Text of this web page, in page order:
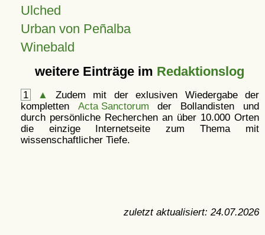
Ulched
Urban von Peñalba
Winebald
weitere Einträge im Redaktionslog
1 ▲
Zudem mit der exlusiven Wiedergabe der
kompletten Acta Sanctorum der Bollandisten und
durch persönliche Recherchen an über 10.000 Orten
die einzige Internetseite zum Thema mit
wissenschaftlicher Tiefe.
zuletzt aktualisiert: 24.07.2026